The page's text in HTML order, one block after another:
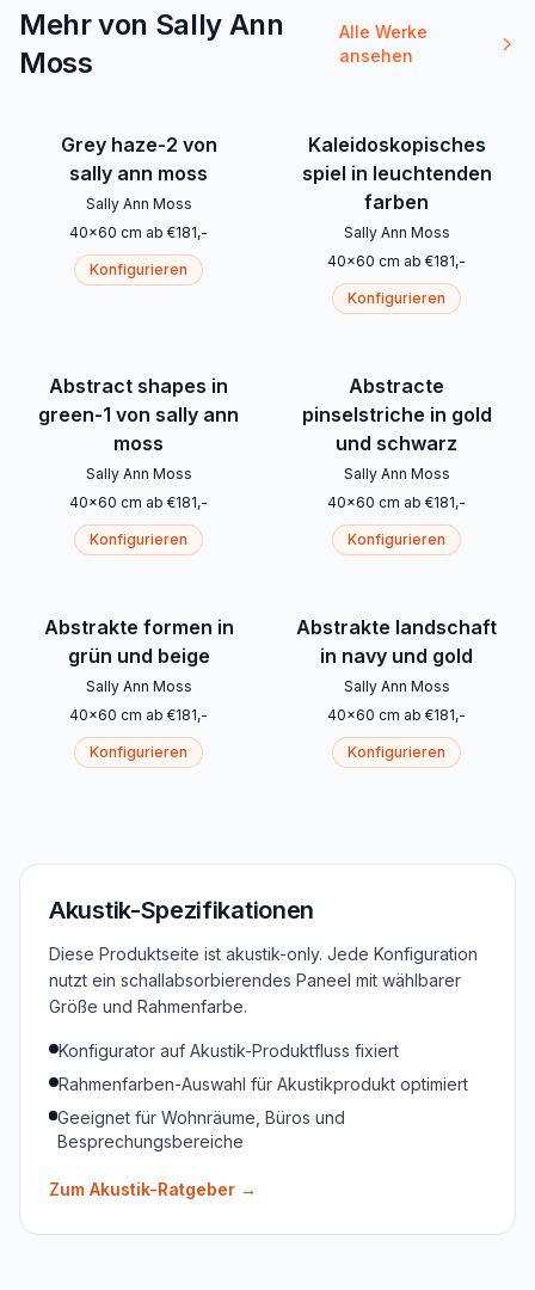
Mehr von Sally Ann
Moss
Alle Werke
ansehen
Grey haze-2 von
sally ann moss
Sally Ann Moss
40x60 cm ab €181,-
Konfigurieren
Kaleidoskopisches
spiel in leuchtenden
farben
Sally Ann Moss
40x60 cm ab €181,-
Konfigurieren
Abstract shapes in
green-1 von sally ann
moss
Sally Ann Moss
40x60 cm ab €181,-
Konfigurieren
Abstracte
pinselstriche in gold
und schwarz
Sally Ann Moss
40x60 cm ab €181,-
Konfigurieren
Abstrakte formen in
grün und beige
Sally Ann Moss
40x60 cm ab €181,-
Konfigurieren
Abstrakte landschaft
in navy und gold
Sally Ann Moss
40x60 cm ab €181,-
Konfigurieren
Akustik-Spezifikationen
Diese Produktseite ist akustik-only. Jede Konfiguration
nutzt ein schallabsorbierendes Paneel mit wählbarer
Größe und Rahmenfarbe.
Konfigurator auf Akustik-Produktfluss fixiert
Rahmenfarben-Auswahl für Akustikprodukt optimiert
Geeignet für Wohnräume, Büros und
Besprechungsbereiche
Zum Akustik-Ratgeber →